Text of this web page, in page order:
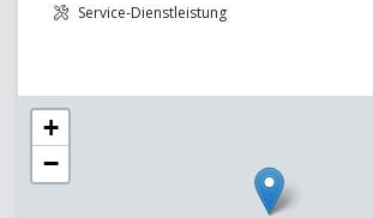
Service-Dienstleistung
+
−